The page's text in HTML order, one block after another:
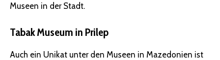
Museen in der Stadt.
Tabak Museum in Prilep
Auch ein Unikat unter den Museen in Mazedonien ist